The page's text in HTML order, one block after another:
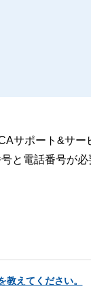
サポート&サ
と電話番号が必
教えてください。